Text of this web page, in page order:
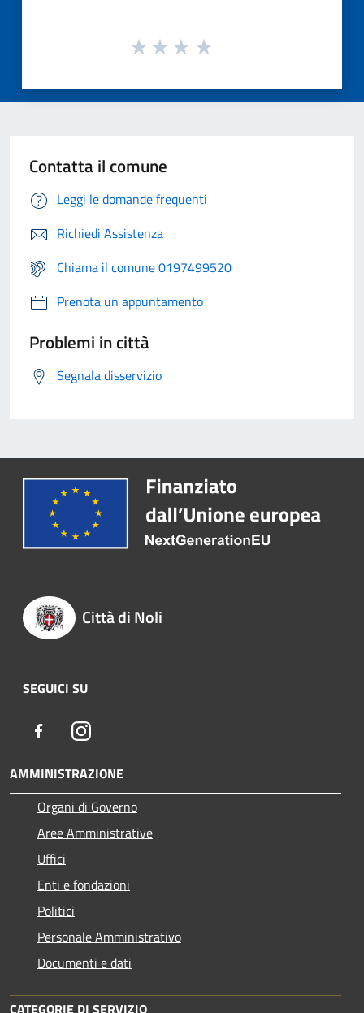
Contatta il comune
Leggi le domande frequenti
Richiedi Assistenza
Chiama il comune 0197499520
Prenota un appuntamento
Problemi in città
Segnala disservizio
Città di Noli
SEGUICI SU
FacebookInstagram
AMMINISTRAZIONE
Organi di Governo
Aree Amministrative
Uffici
Enti e fondazioni
Politici
Personale Amministrativo
Documenti e dati
CATEGORIE DI SERVIZIO